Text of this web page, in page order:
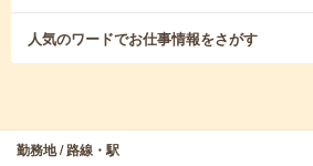
人気のワードでお仕事情報をさがす
勤務地 / 路線・駅